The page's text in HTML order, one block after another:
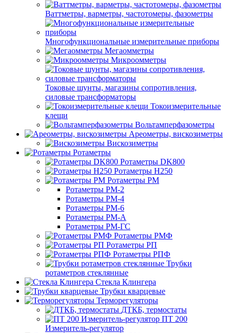
Ваттметры, варметры, частотомеры, фазометры
Многофункциональные измерительные приборы
Мегаомметры
Микроомметры
Токовые шунты, магазины сопротивления,
силовые трансформаторы
Токоизмерительные
клещи
Вольтамперфазометры
Ареометры, вискозиметры
Вискозиметры
Ротаметры
Ротаметры DK800
Ротаметры H250
Ротаметры РМ
Ротаметры РМ-2
Ротаметры РМ-4
Ротаметры РМ-6
Ротаметры РМ-А
Ротаметры РМ-ГС
Ротаметры РМФ
Ротаметры РП
Ротаметры РПФ
Трубки
ротаметров стеклянные
Стекла Клингера
Трубки кварцевые
Терморегуляторы
ДТКБ, термостаты
ПТ 200
Измеритель-регулятор